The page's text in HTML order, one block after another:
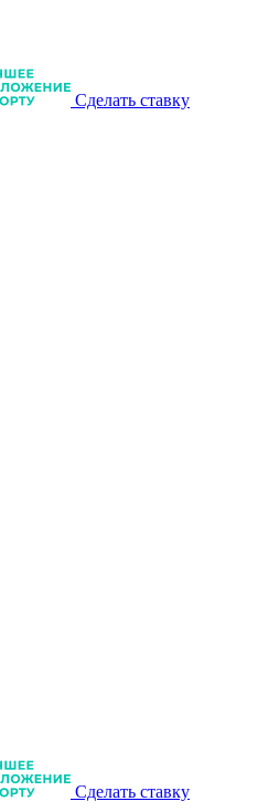
Сделать ставку
Сделать ставку